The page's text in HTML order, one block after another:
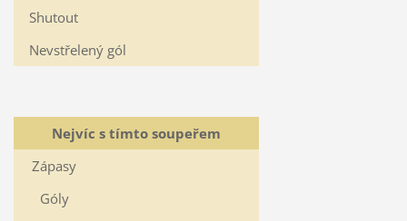
Shutout
Nevstřelený gól
Nejvíc s tímto soupeřem
Zápasy
Góly